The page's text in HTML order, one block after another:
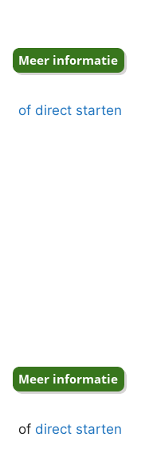
of direct starten
of direct starten